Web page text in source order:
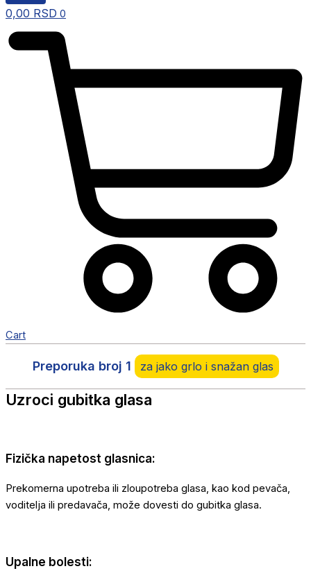
0,00 RSD 0
Cart
Preporuka broj 1 za jako grlo i snažan glas
Uzroci gubitka glasa
Fizička napetost glasnica:
Prekomerna upotreba ili zloupotreba glasa, kao kod pevača,
voditelja ili predavača, može dovesti do gubitka glasa.
Upalne bolesti: